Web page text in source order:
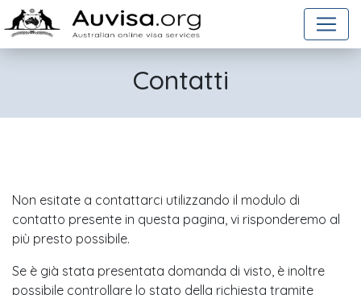
Salta al contenuto
Contatti
Non esitate a contattarci utilizzando il modulo di
contatto presente in questa pagina, vi risponderemo al
più presto possibile.
Se è già stata presentata domanda di visto, è inoltre
possibile controllare lo stato della richiesta tramite